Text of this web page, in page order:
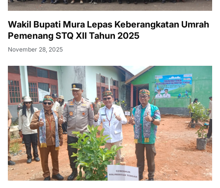
Wakil Bupati Mura Lepas Keberangkatan Umrah
Pemenang STQ XII Tahun 2025
November 28, 2025